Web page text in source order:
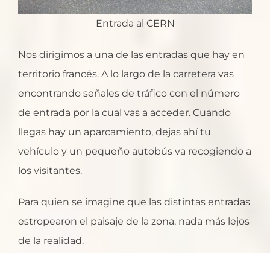
Entrada al CERN
Nos dirigimos a una de las entradas que hay en
territorio francés. A lo largo de la carretera vas
encontrando señales de tráfico con el número
de entrada por la cual vas a acceder. Cuando
llegas hay un aparcamiento, dejas ahí tu
vehículo y un pequeño autobús va recogiendo a
los visitantes.
Para quien se imagine que las distintas entradas
estropearon el paisaje de la zona, nada más lejos
de la realidad.